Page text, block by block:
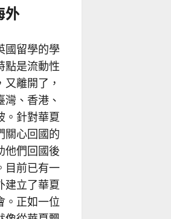
外
留學的學
點是流動性
離開了，
、香港、
。針對華夏
關心回國的
他們回國後
目前已有一
建立了華夏
。正如一位